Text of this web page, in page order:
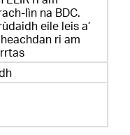
lìn na BDC.
eile leis a’
ri am